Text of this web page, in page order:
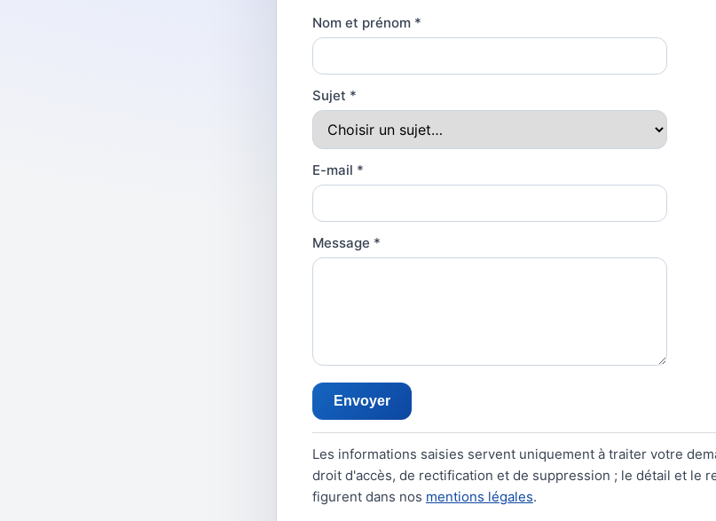
Nom et prénom *
Sujet *
E-mail *
Message *
Envoyer
Les informations saisies servent uniquement à traiter votre
droit d'accès, de rectification et de suppression ; le détail et le
figurent dans nos mentions légales.